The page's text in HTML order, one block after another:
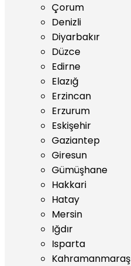
Çorum
Denizli
Diyarbakır
Düzce
Edirne
Elazığ
Erzincan
Erzurum
Eskişehir
Gaziantep
Giresun
Gümüşhane
Hakkari
Hatay
Mersin
Iğdır
Isparta
Kahramanmaraş